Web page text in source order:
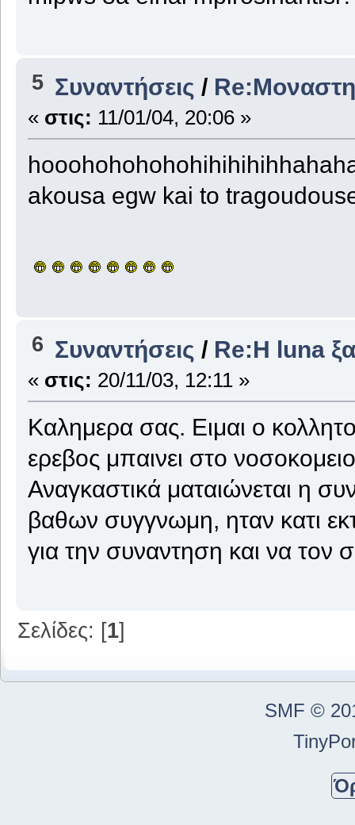
5 Συναντήσεις /
« στις: 11/01/04, 20:06 »
akousa egw kai to
6 Συναντήσεις / Re:Η luna
« στις: 20/11/03, 12:11 »
Καλημερα σας. Ειμαι ο
ερεβος μπαινει στο
Αναγκαστικά ματαιώνεται η
βαθων συγγνωμη, ηταν κατι
για την συναντηση και να τον
Σελίδες: [1]
SMF ©